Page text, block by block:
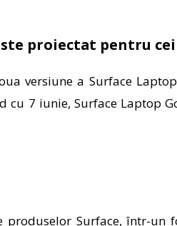
proiectat pentru cei
versiune a Surface
cu 7 iunie, Surface Laptop
produselorSurface, într-un